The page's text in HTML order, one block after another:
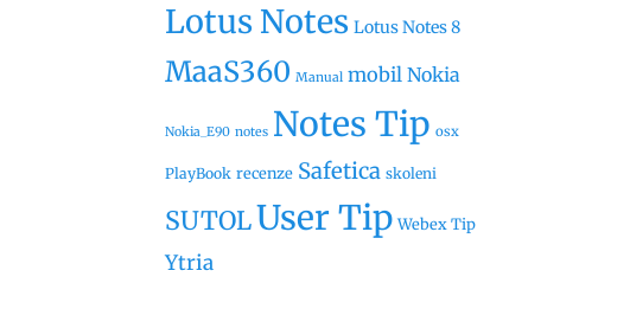
Lotus Notes Lotus Notes 8
MaaS360 Manual mobil Nokia
Nokia_E90 notes Notes Tip osx
PlayBook recenze Safetica skoleni
SUTOLUser Tip Webex Tip
Ytria